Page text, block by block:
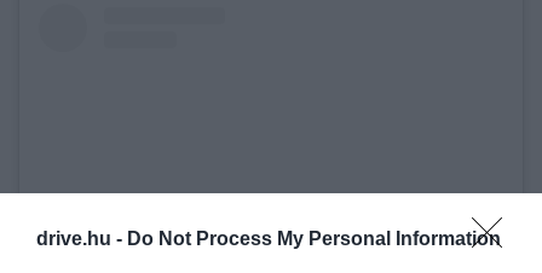
drive.hu - Do Not Process My Personal Information